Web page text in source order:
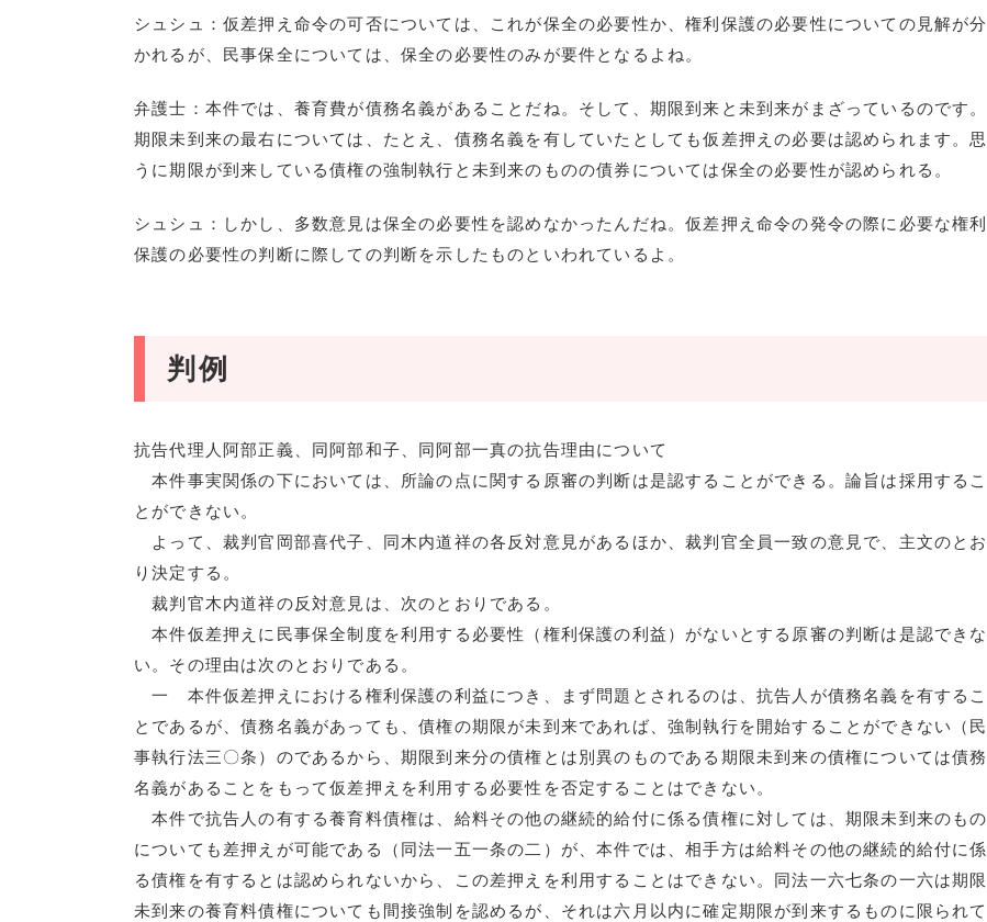
シュシュ：仮差押え命令の可否については、これが保全の必要性か、権利保護の必要性についての見解が分
かれるが、民事保全については、保全の必要性のみが要件となるよね。
弁護士：本件では、養育費が債務名義があることだね。そして、期限到来と未到来がまざっているのです。
期限未到来の最右については、たとえ、債務名義を有していたとしても仮差押えの必要は認められます。思
うに期限が到来している債権の強制執行と未到来のものの債券については保全の必要性が認められる。
シュシュ：しかし、多数意見は保全の必要性を認めなかったんだね。仮差押え命令の発令の際に必要な権利
保護の必要性の判断に際しての判断を示したものといわれているよ。
判例
抗告代理人阿部正義、同阿部和子、同阿部一真の抗告理由について
本件事実関係の下においては、所論の点に関する原審の判断は是認することができる。論旨は採用するこ
とができない。
よって、裁判官岡部喜代子、同木内道祥の各反対意見があるほか、裁判官全員一致の意見で、主文のとお
り決定する。
裁判官木内道祥の反対意見は、次のとおりである。
本件仮差押えに民事保全制度を利用する必要性（権利保護の利益）がないとする原審の判断は是認できな
い。その理由は次のとおりである。
一 本件仮差押えにおける権利保護の利益につき、まず問題とされるのは、抗告人が債務名義を有するこ
とであるが、債務名義があっても、債権の期限が未到来であれば、強制執行を開始することができない（民
事執行法三〇条）のであるから、期限到来分の債権とは別異のものである期限未到来の債権については債務
名義があることをもって仮差押えを利用する必要性を否定することはできない。
本件で抗告人の有する養育料債権は、給料その他の継続的給付に係る債権に対しては、期限未到来のもの
についても差押えが可能である（同法一五一条の二）が、本件では、相手方は給料その他の継続的給付に係
る債権を有するとは認められないから、この差押えを利用することはできない。同法一六七条の一六は期限
未到来の養育料債権についても間接強制を認めるが、それは六月以内に確定期限が到来するものに限られて